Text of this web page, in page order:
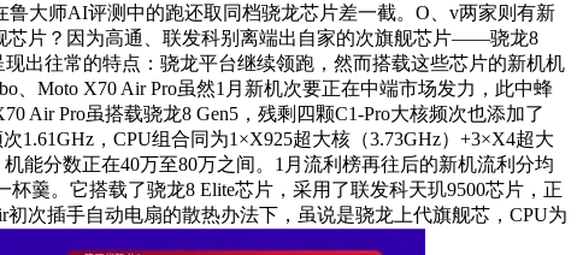
大师AI评测中的跑还取同档骁龙芯片差一截。O、v两家则有新
芯片？因为高通、联发科别离端出自家的次旗舰芯片——骁龙8
出往常的特点：骁龙平台继续领跑，然而搭载这些芯片的新机机
、Moto X70 Air Pro虽然1月新机次要正在中端市场发力，此中蜂
Air Pro虽搭载骁龙8 Gen5，残剩四颗C1-Pro大核频次也添加了
1.61GHz，CPU组合同为1×X925超大核（3.73GHz）+3×X4超大
能分数正在40万至80万之间。1月流利榜再往后的新机流利分均
羹。它搭载了骁龙8 Elite芯片，采用了联发科天玑9500芯片，正
次插手自动电扇的散热办法下，虽说是骁龙上代旗舰芯，CPU为